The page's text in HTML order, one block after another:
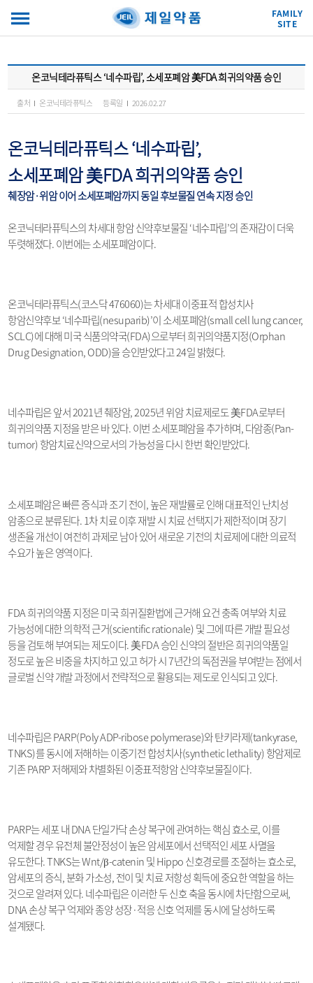
FAMILY
SITE
온코닉테라퓨틱스 ‘네수파립’, 소세포폐암 美FDA 희귀의약품 승인
출처 온코닉테라퓨틱스 등록일 2026.02.27
온코닉테라퓨틱스‘네수파립’,
소세포폐암美FDA희귀의약품 승인
췌장암·위암 이어 소세포폐암까지 동일 후보물질 연속 지정 승인
온코닉테라퓨틱스의 차세대 항암 신약후보물질‘네수파립’의 존재감이 더욱
뚜렷해졌다.이번에는 소세포폐암이다.
온코닉테라퓨틱스(코스닥476060)는 차세대 이중표적 합성치사
항암신약후보‘네수파립(nesuparib)’이 소세포폐암(small cell lung cancer,
SCLC)에 대해 미국 식품의약국(FDA)으로부터 희귀의약품지정(Orphan
Drug Designation, ODD)을 승인받았다고24일 밝혔다.
네수파립은 앞서2021년 췌장암, 2025년 위암 치료제로도 美FDA로부터
희귀의약품 지정을 받은 바 있다.이번 소세포폐암을 추가하며,다암종(Pan-
tumor)항암치료신약으로서의 가능성을 다시 한번 확인받았다.
소세포폐암은 빠른 증식과 조기 전이,높은 재발률로 인해 대표적인 난치성
암종으로 분류된다. 1차 치료 이후 재발 시 치료 선택지가 제한적이며 장기
생존율 개선이 여전히 과제로 남아 있어 새로운 기전의 치료제에 대한 의료적
수요가 높은 영역이다.
FDA희귀의약품 지정은 미국 희귀질환법에 근거해 요건 충족 여부와 치료
가능성에 대한 의학적 근거(scientific rationale)및 그에 따른 개발 필요성
등을 검토해 부여되는 제도이다.美FDA승인 신약의 절반은 희귀의약품일
정도로 높은 비중을 차지하고 있고 허가 시7년간의 독점권을 부여받는 점에서
글로벌 신약 개발 과정에서 전략적으로 활용되는 제도로 인식되고 있다.
네수파립은PARP(Poly ADP-ribose polymerase)와 탄키라제(tankyrase,
TNKS)를 동시에 저해하는 이중기전 합성치사(synthetic lethality)항암제로
기존PARP저해제와 차별화된 이중표적항암 신약후보물질이다.
PARP는 세포 내DNA단일가닥 손상 복구에 관여하는 핵심 효소로,이를
억제할 경우 유전체 불안정성이 높은 암세포에서 선택적인 세포 사멸을
유도한다. TNKS는Wnt/β-catenin및Hippo신호경로를 조절하는 효소로,
암세포의 증식,분화 가소성,전이 및 치료 저항성 획득에 중요한 역할을 하는
것으로 알려져 있다.네수파립은 이러한 두 신호 축을 동시에 차단함으로써,
DNA손상 복구 억제와 종양 성장·적응 신호 억제를 동시에 달성하도록
설계됐다.